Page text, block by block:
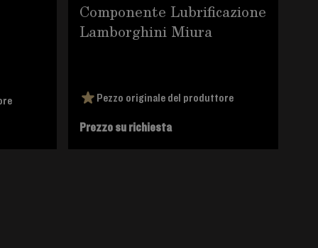
Componente Lubrificazione
Lamborghini Miura
Pezzo originale del produttore
Prezzo su richiesta